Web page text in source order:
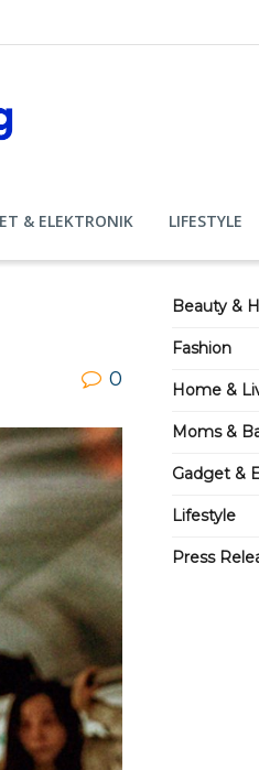
& ELEKTRONIK LIFESTYLE
0
Beauty &
Fashion
Home &
Moms &
Gadget &
Lifestyle
Press